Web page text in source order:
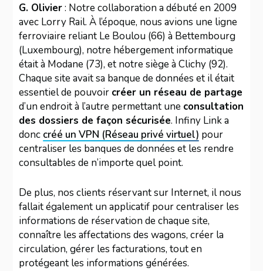
G. Olivier: Notre collaboration a débuté en 2009
avec Lorry Rail. À l’époque, nous avions une ligne
ferroviaire reliant Le Boulou (66) à Bettembourg
(Luxembourg), notre hébergement informatique
était à Modane (73), et notre siège à Clichy (92).
Chaque site avait sa banque de données et il était
essentiel de pouvoir créer un réseau de partage
d’un endroit à l’autre permettant une consultation
des dossiers de façon sécurisée. Infiny Link a
donc créé un VPN (Réseau privé virtuel) pour
centraliser les banques de données et les rendre
consultables de n’importe quel point.
De plus, nos clients réservant sur Internet, il nous
fallait également un applicatif pour centraliser les
informations de réservation de chaque site,
connaître les affectations des wagons, créer la
circulation, gérer les facturations, tout en
protégeant les informations générées.